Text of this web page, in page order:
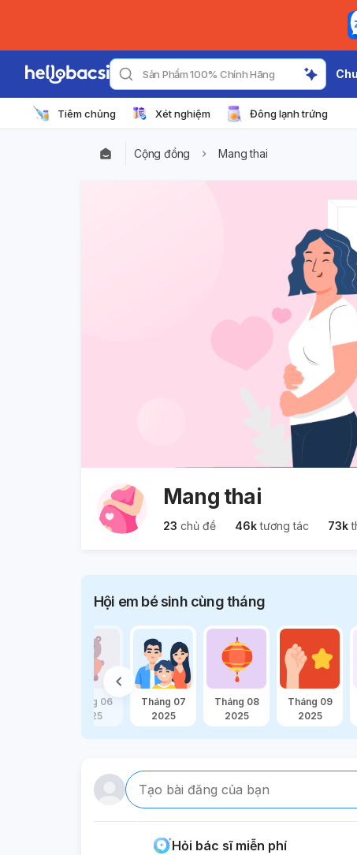
Tìm Phòng Khám Gần Đây
Tiêm chủng Xét nghiệm Đông lạnh trứng
Cộng đồng Mang thai
Mang thai
23 chủ đề 46k tương tác 73k
Hội em bé sinh cùng tháng
Tháng 06
2025
Tháng 07
2025
Tháng 08
2025
Tháng 09
2025
Tạo bài đăng của bạn
Hỏi bác sĩ miễn phí